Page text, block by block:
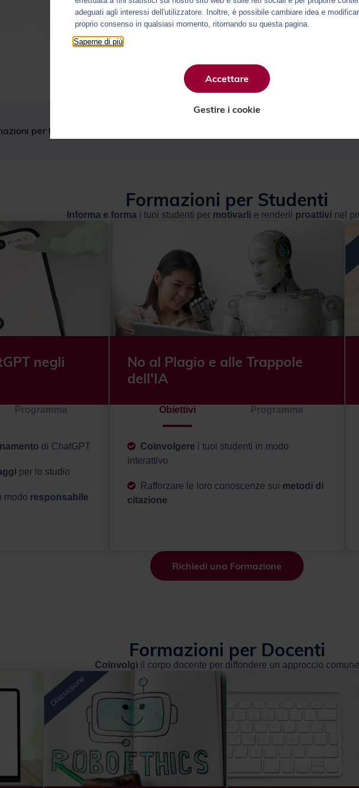
per Docenti
Formazioni per Studenti
Informa e formai tuoi studenti per motivarli e renderli proattivi nel
negli
Programma
di ChatGPT
per lo studio
modo responsabile
No al Plagio e alle Trappole
dell'IA
Obiettivi Programma
Coinvolgere i tuoi studenti in modo
interattivo
Rafforzare le loro conoscenze sui metodi di
citazione
Richiedi una Formazione
Formazioni per Docenti
Coinvolgi il corpo docente per diffondere un approccio comune
Discussione
adeguati agli interessi dell'utilizzatore. Inoltre, è possibile cambiare idea e
proprio consenso in qualsiasi momento, ritornando su questa pagina.
Saperne di più
Accettare
Gestire i cookie